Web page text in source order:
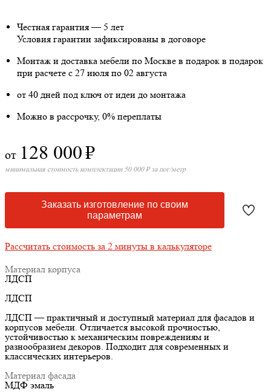
Честная гарантия — 5 лет
Условия гарантии зафиксированы в договоре
Монтаж и доставка мебели по Москве в подарок в подарок
при расчете с 27 июля по 02 августа
от 40 дней под ключ от идеи до монтажа
Можно в рассрочку, 0% переплаты
от 128 000₽
минимальная стоимость комплектации 50 000 ₽ за пог/метр
Заказать изготовление по своим
параметрам
Рассчитать стоимость за 2 минуты в калькуляторе
Материал корпуса
ЛДСП
ЛДСП
ЛДСП — практичный и доступный материал для фасадов и
корпусов мебели. Отличается высокой прочностью,
устойчивостью к механическим повреждениям и
разнообразием декоров. Подходит для современных и
классических интерьеров.
Материал фасада
МДФ эмаль